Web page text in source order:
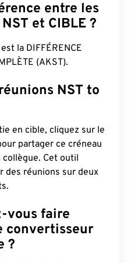
entre les
et CIBLE ?
la DIFFÉRENCE
(AKST).
NST to
en cible, cliquez sur le
partager ce créneau
collègue. Cet outil
des réunions sur deux
vous faire
convertisseur
?